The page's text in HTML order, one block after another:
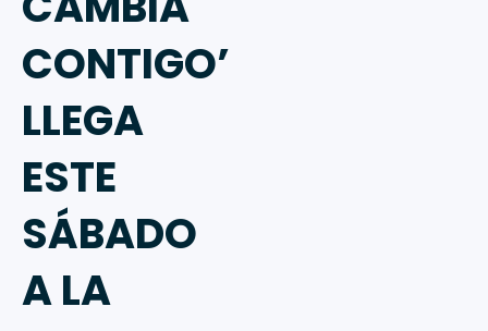
CONTIGO’
LLEGA
ESTE
SÁBADO
A LA